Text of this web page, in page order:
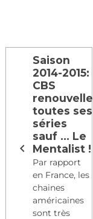
Saison
2014-2015:
CBS
renouvelle
toutes ses
séries
sauf ... Le
Mentalist !
Par rapport
en France, les
chaines
américaines
sont très